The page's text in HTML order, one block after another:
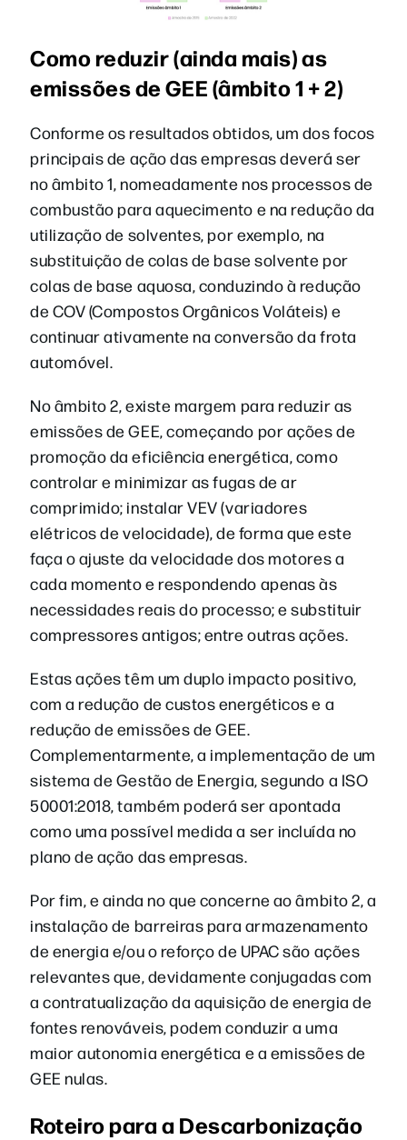
Como reduzir (ainda mais) as
emissões de GEE (âmbito 1 + 2)
Conforme os resultados obtidos, um dos focos
principais de ação das empresas deverá ser
no âmbito 1, nomeadamente nos processos de
combustão para aquecimento e na redução da
utilização de solventes, por exemplo, na
substituição de colas de base solvente por
colas de base aquosa, conduzindo à redução
de COV (Compostos Orgânicos Voláteis) e
continuar ativamente na conversão da frota
automóvel.
No âmbito 2, existe margem para reduzir as
emissões de GEE, começando por ações de
promoção da eficiência energética, como
controlar e minimizar as fugas de ar
comprimido; instalar VEV (variadores
elétricos de velocidade), de forma que este
faça o ajuste da velocidade dos motores a
cada momento e respondendo apenas às
necessidades reais do processo; e substituir
compressores antigos; entre outras ações.
Estas ações têm um duplo impacto positivo,
com a redução de custos energéticos e a
redução de emissões de GEE.
Complementarmente, a implementação de um
sistema de Gestão de Energia, segundo a ISO
50001:2018, também poderá ser apontada
como uma possível medida a ser incluída no
plano de ação das empresas.
Por fim, e ainda no que concerne ao âmbito 2, a
instalação de barreiras para armazenamento
de energia e/ou o reforço de UPAC são ações
relevantes que, devidamente conjugadas com
a contratualização da aquisição de energia de
fontes renováveis, podem conduzir a uma
maior autonomia energética e a emissões de
GEE nulas.
Roteiro para a Descarbonização